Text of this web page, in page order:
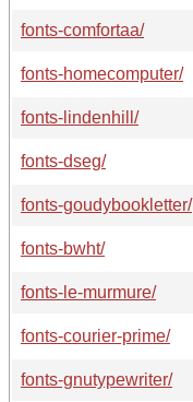
fonts-comfortaa/
fonts-homecomputer/
fonts-lindenhill/
fonts-dseg/
fonts-goudybookletter/
fonts-bwht/
fonts-le-murmure/
fonts-courier-prime/
fonts-gnutypewriter/